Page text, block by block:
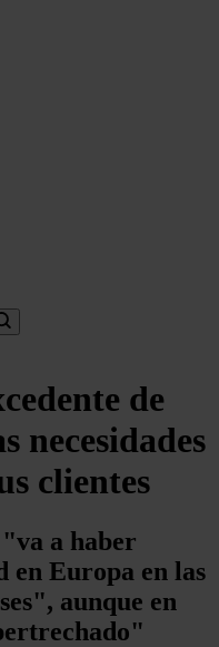
de
necesidades
clientes
a haber
en Europa en las
aunque en